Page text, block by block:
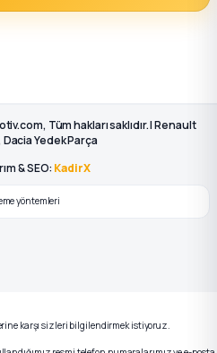
Tüm hakları saklıdır. | Renault
Yedek Parça
& SEO: KadirX
karşı sizleri bilgilendirmek istiyoruz.